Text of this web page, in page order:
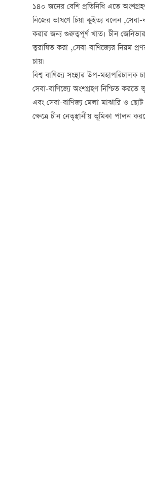
১৪০ জনের বেশি প্রতিনিধি এতে
নিজের ভাষণে চিয়া কুইত্য বলেন,সেবা-
করার জন্য গুরুত্বপূর্ণ খাত। চীন
ত্বরান্বিত করা ,সেবা-বাণিজ্যের নিয়ম
চায়।
বিশ্ব বাণিজ্য সংস্থার উপ-মহাপরিচালক
সেবা-বাণিজ্যে অংশগ্রহণ নিশ্চিত করতে
এবং সেবা-বাণিজ্য মেলা মাঝারি ও
ক্ষেত্রে চীন নেতৃস্থানীয় ভূমিকা পালন